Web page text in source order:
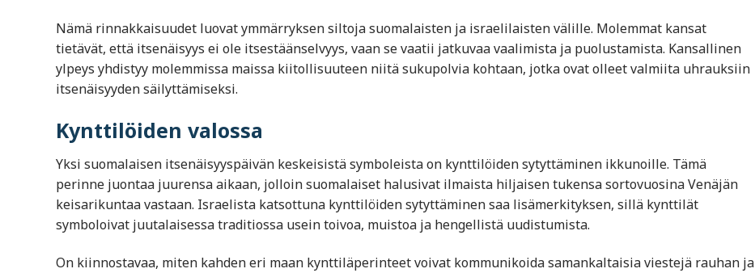
Nämä rinnakkaisuudet luovat ymmärryksen siltoja suomalaisten ja israelilaisten välille. Molemmat kansat
tietävät, että itsenäisyys ei ole itsestäänselvyys, vaan se vaatii jatkuvaa vaalimista ja puolustamista. Kansallinen
ylpeys yhdistyy molemmissa maissa kiitollisuuteen niitä sukupolvia kohtaan, jotka ovat olleet valmiita uhrauksiin
itsenäisyyden säilyttämiseksi.
Kynttilöiden valossa
Yksi suomalaisen itsenäisyyspäivän keskeisistä symboleista on kynttilöiden sytyttäminen ikkunoille. Tämä
perinne juontaa juurensa aikaan, jolloin suomalaiset halusivat ilmaista hiljaisen tukensa sortovuosina Venäjän
keisarikuntaa vastaan. Israelista katsottuna kynttilöiden sytyttäminen saa lisämerkityksen, sillä kynttilät
symboloivat juutalaisessa traditiossa usein toivoa, muistoa ja hengellistä uudistumista.
On kiinnostavaa, miten kahden eri maan kynttiläperinteet voivat kommunikoida samankaltaisia viestejä rauhan ja